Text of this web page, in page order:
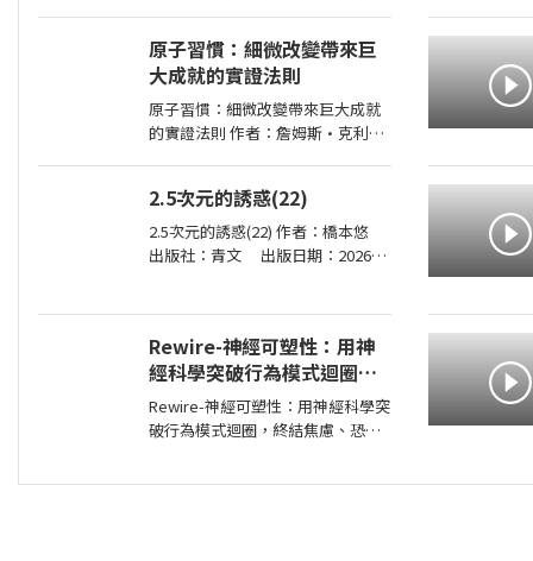
＞ 你認識真正的觀音嗎？你願成為
自己的觀音，接住生命中的一切
嗎？ 真正的
原子習慣：細微改變帶來巨
大成就的實證法則
原子習慣：細微改變帶來巨大成就
的實證法則 作者：詹姆斯•克利爾
1%，一年後，你會進步37倍；每天
都退步1%，一年後，你會弱化到趨
近於0！你的
2.5次元的誘惑(22)
2.5次元的誘惑(22) 作者：橋本悠
出版社：青文 出版日期：2026-
村卻暗自煩惱著，懷疑自己是否變
成了
Rewire-神經可塑性：用神
經科學突破行為模式迴圈，
終結焦慮、恐慌和憂鬱，實
現最佳的心理健康
Rewire-神經可塑性：用神經科學突
破行為模式迴圈，終結焦慮、恐慌